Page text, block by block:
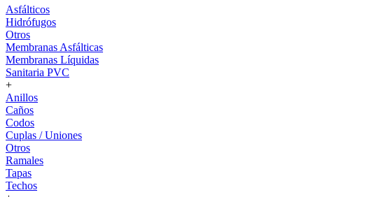
Asfálticos
Hidrófugos
Otros
Membranas Asfálticas
Membranas Líquidas
Sanitaria PVC
+
Anillos
Caños
Codos
Cuplas / Uniones
Otros
Ramales
Tapas
Techos